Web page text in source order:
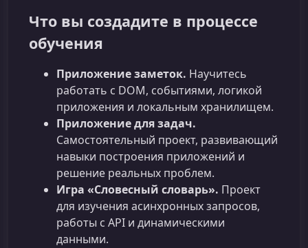
Что вы создадите в процессе
обучения
Приложение заметок. Научитесь
работать с DOM, событиями, логикой
приложения и локальным хранилищем.
Приложение для задач.
Самостоятельный проект, развивающий
навыки построения приложений и
решение реальных проблем.
Игра «Словесный словарь». Проект
для изучения асинхронных запросов,
работы с API и динамическими
данными.